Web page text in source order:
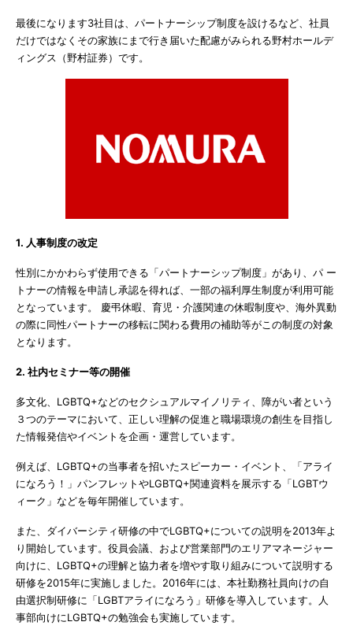
最後になります3社目は、パートナーシップ制度を設けるなど、社員
だけではなくその家族にまで行き届いた配慮がみられる野村ホールデ
ィングス（野村証券）です。
1. 人事制度の改定
性別にかかわらず使用できる「パートナーシップ制度」があり、パ ー
トナーの情報を申請し承認を得れば、一部の福利厚生制度が利用可能
となっています。 慶弔休暇、育児・介護関連の休暇制度や、海外異動
の際に同性パートナーの移転に関わる費用の補助等がこの制度の対象
となります。
2. 社内セミナー等の開催
多文化、LGBTQ+などのセクシュアルマイノリティ、障がい者という
３つのテーマにおいて、正しい理解の促進と職場環境の創生を目指し
た情報発信やイベントを企画・運営しています。
例えば、LGBTQ+の当事者を招いたスピーカー・イベント、「アライ
になろう！」パンフレットやLGBTQ+関連資料を展示する「LGBTウ
ィーク」などを毎年開催しています。
また、ダイバーシティ研修の中でLGBTQ+についての説明を2013年よ
り開始しています。役員会議、および営業部門のエリアマネージャー
向けに、LGBTQ+の理解と協力者を増やす取り組みについて説明する
研修を2015年に実施しました。2016年には、本社勤務社員向けの自
由選択制研修に「LGBTアライになろう」研修を導入しています。人
事部向けにLGBTQ+の勉強会も実施しています。